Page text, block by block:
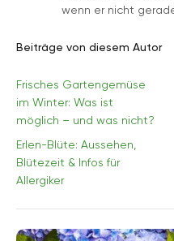
wenn er nicht
Beiträge von diesem Autor
Frisches Gartengemüse
im Winter: Was ist
möglich – und was nicht?
Erlen-Blüte: Aussehen,
Blütezeit & Infos für
Allergiker